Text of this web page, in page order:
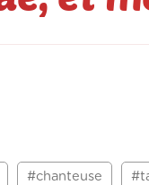
#chanteuse